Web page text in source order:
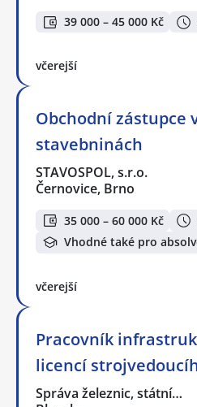
39 000 – 45 000 Kč
včerejší
Obchodní zástupce
stavebninách
STAVOSPOL, s.r.o.
Černovice, Brno
35 000 – 60 000 Kč
Vhodné také pro
včerejší
Pracovník
licencí
Správa železnic, státní…